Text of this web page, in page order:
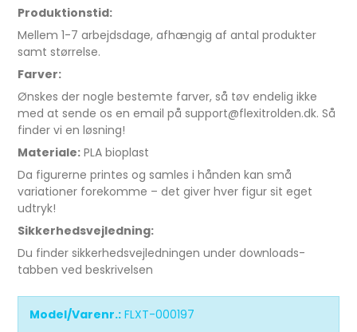
Produktionstid:
Mellem 1-7 arbejdsdage, afhængig af antal produkter
samt størrelse.
Farver:
Ønskes der nogle bestemte farver, så tøv endelig ikke
med at sende os en email på support@flexitrolden.dk. Så
finder vi en løsning!
Materiale: PLA bioplast
Da figurerne printes og samles i hånden kan små
variationer forekomme – det giver hver figur sit eget
udtryk!
Sikkerhedsvejledning:
Du finder sikkerhedsvejledningen under downloads-
tabben ved beskrivelsen
Model/Varenr.: FLXT-000197